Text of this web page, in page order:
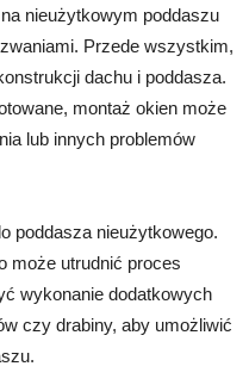
nieużytkowym poddaszu
Przede wszystkim,
dachu i poddasza.
montaż okien może
lub innych problemów
poddasza nieużytkowego.
może utrudnić proces
wykonanie dodatkowych
czy drabiny, aby umożliwić